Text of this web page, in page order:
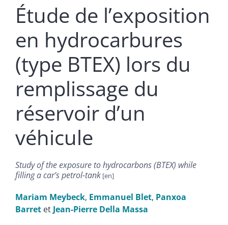
Étude de lʼexposition
en hydrocarbures
(type BTEX) lors du
remplissage du
réservoir dʼun
véhicule
Study of the exposure to hydrocarbons (BTEX) while
filling a carʼs petrol-tank
Mariam Meybeck, Emmanuel Blet, Panxoa
Barret et Jean-Pierre Della Massa